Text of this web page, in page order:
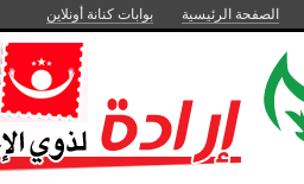
الصفحة الرئيسية بوابات كنانة أونلاين